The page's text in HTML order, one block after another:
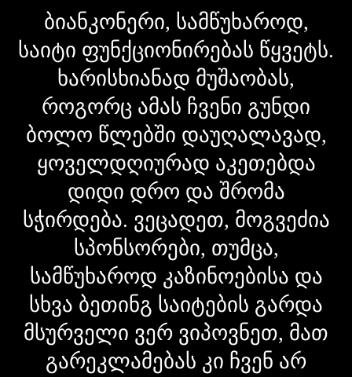
ბიანკონერი, სამწუხაროდ,
საიტი ფუნქციონირებას წყვეტს.
ხარისხიანად მუშაობას,
როგორც ამას ჩვენი გუნდი
ბოლო წლებში დაუღალავად,
ყოველდღიურად აკეთებდა
დიდი დრო და შრომა
სჭირდება. ვეცადეთ, მოგვეძია
სპონსორები, თუმცა,
სამწუხაროდ კაზინოებისა და
სხვა ბეთინგ საიტების გარდა
მსურველი ვერ ვიპოვნეთ, მათ
გარეკლამებას კი ჩვენ არ